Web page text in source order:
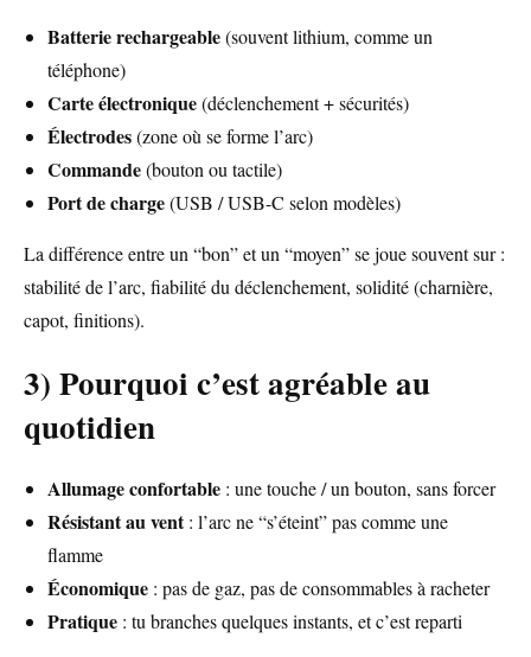
Batterie rechargeable(souvent lithium, comme un
téléphone)
Carte électronique(déclenchement + sécurités)
Électrodes(zone où se forme l’arc)
Commande(bouton ou tactile)
Port de charge(USB / USB-C selon modèles)
La différence entre un “bon” et un “moyen” se joue souvent sur :
stabilité de l’arc, fiabilité du déclenchement, solidité (charnière,
capot, finitions).
3) Pourquoi c’est agréable au
quotidien
Allumage confortable : une touche / un bouton, sans forcer
Résistant au vent: l’arc ne “s’éteint” pas comme une
flamme
Économique : pas de gaz, pas de consommables à racheter
Pratique : tu branches quelques instants, et c’est reparti